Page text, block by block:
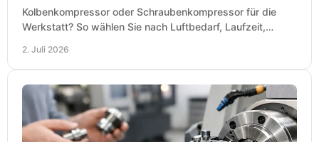
Kolbenkompressor oder Schraubenkompressor für die
Werkstatt? So wählen Sie nach Luftbedarf, Laufzeit,
2. Juli 2026